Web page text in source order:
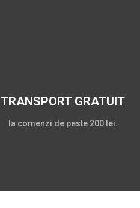
TRANSPORT GRATUIT
la comenzi de peste 200 lei.